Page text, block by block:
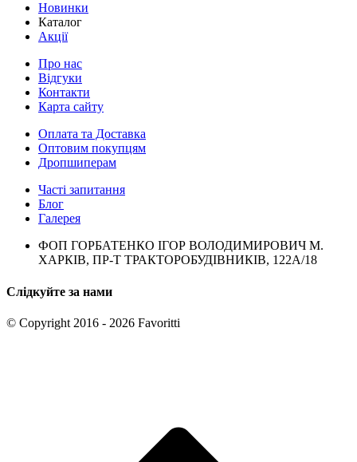
Новинки
Каталог
Акції
Про нас
Відгуки
Контакти
Карта сайту
Оплата та Доставка
Оптовим покупцям
Дропшиперам
Часті запитання
Блог
Галерея
ФОП ГОРБАТЕНКО ІГОР ВОЛОДИМИРОВИЧ М.
ХАРКІВ, ПР-Т ТРАКТОРОБУДІВНИКІВ, 122А/18
Слідкуйте за нами
© Copyright 2016 - 2026 Favoritti